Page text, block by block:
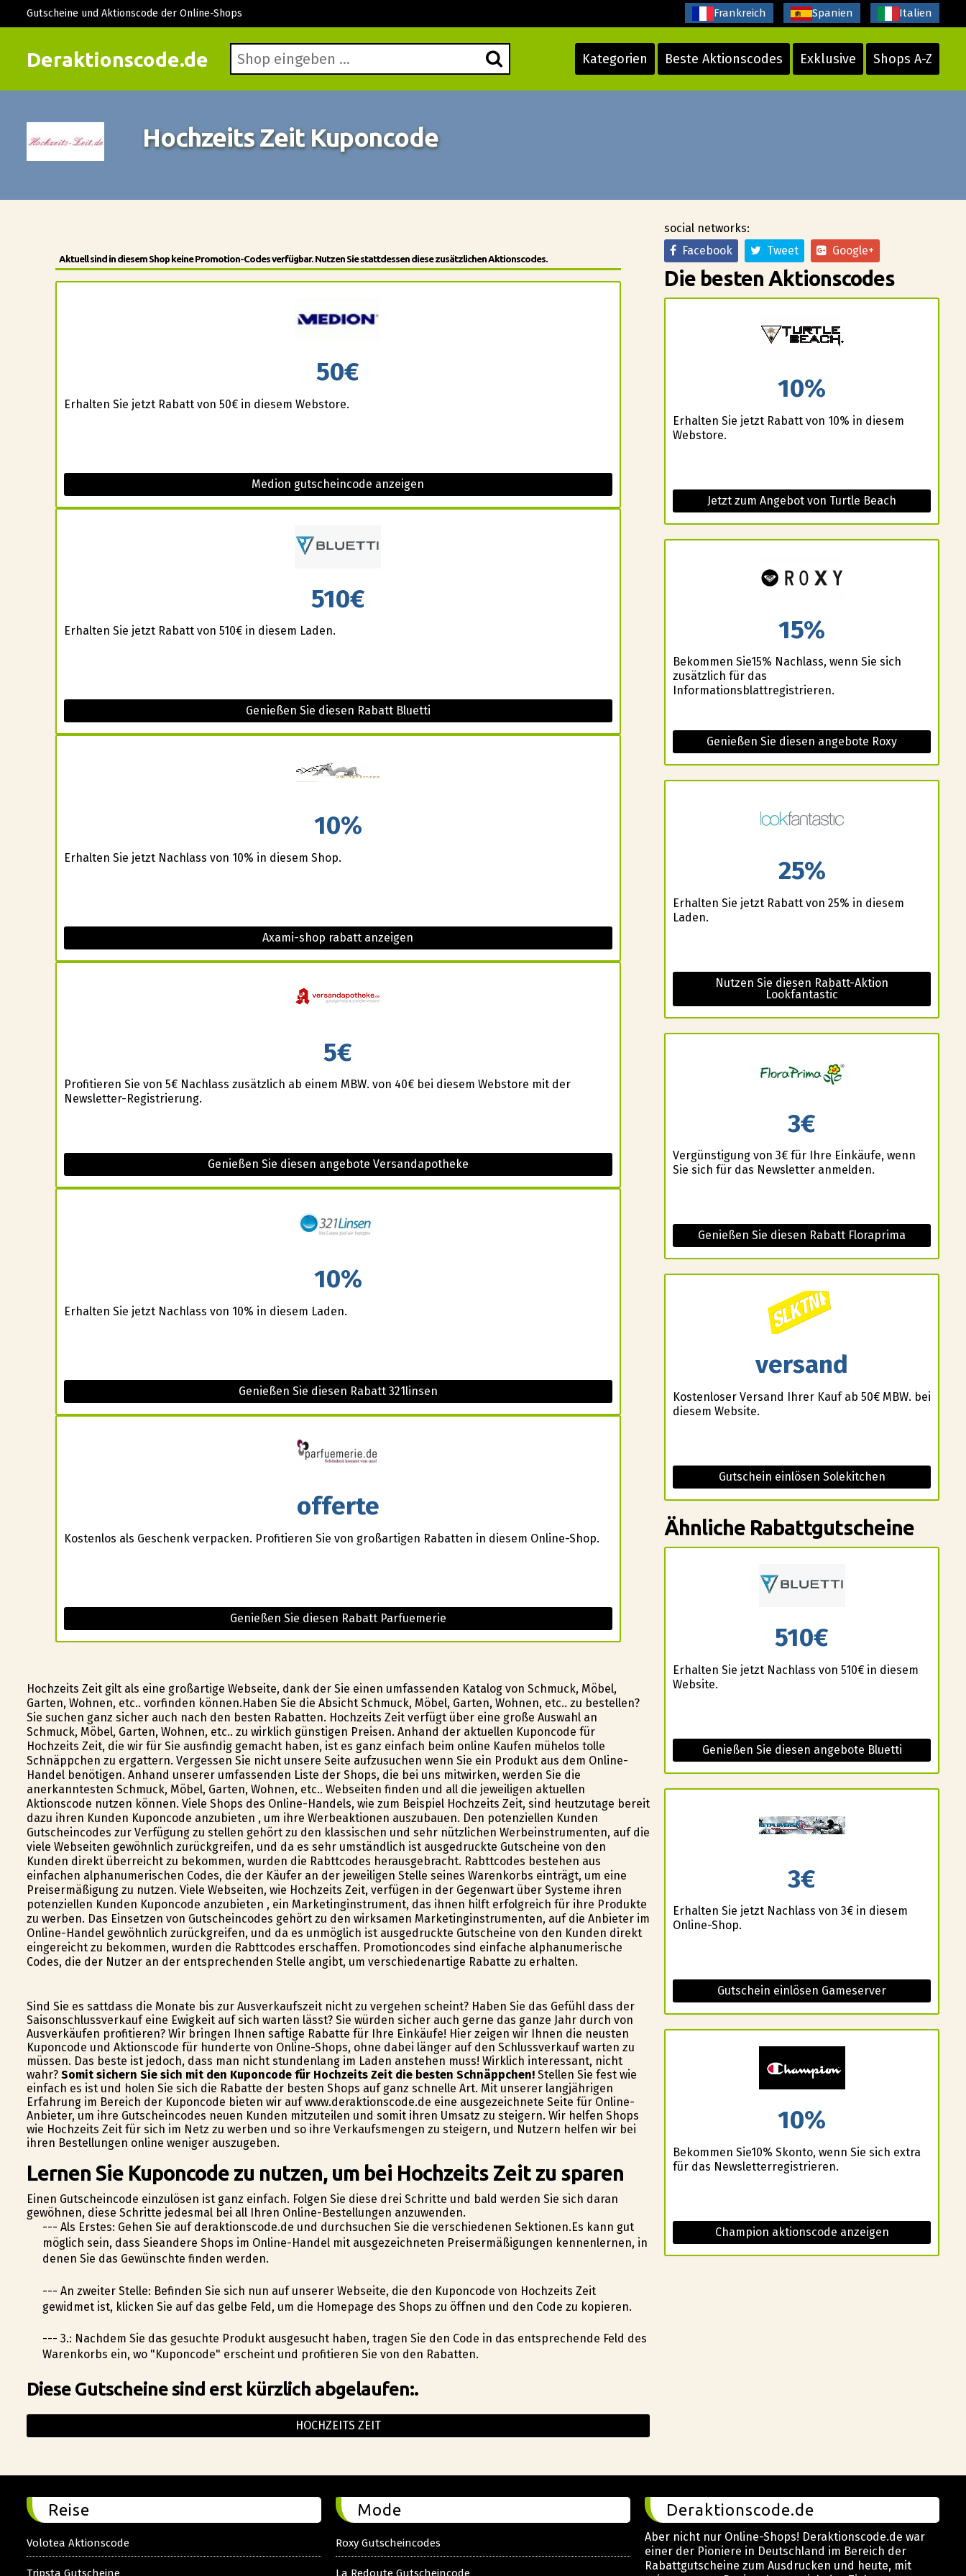
Deraktionscode.de Kategorien Beste Aktionscodes Exklusive Shops A-Z
Gutscheine und Aktionscode der Online-Shops Frankreich Spanien Italien
Hochzeits Zeit Kuponcode
Aktuell sind in diesem Shop keine Promotion-Codes verfügbar. Nutzen Sie stattdessen diese zusätzlichen Aktionscodes.
50€
Erhalten Sie jetzt Rabatt von 50€ in diesem Webstore.
Medion gutscheincode anzeigen
510€
Erhalten Sie jetzt Rabatt von 510€ in diesem Laden.
Genießen Sie diesen Rabatt Bluetti
10%
Erhalten Sie jetzt Nachlass von 10% in diesem Shop.
Axami-shop rabatt anzeigen
5€
Profitieren Sie von 5€ Nachlass zusätzlich ab einem MBW. von 40€ bei diesem Webstore mit der
Newsletter-Registrierung.
Genießen Sie diesen angebote Versandapotheke
10%
Erhalten Sie jetzt Nachlass von 10% in diesem Laden.
Genießen Sie diesen Rabatt 321linsen
offerte
Kostenlos als Geschenk verpacken. Profitieren Sie von großartigen Rabatten in diesem Online-Shop.
Genießen Sie diesen Rabatt Parfuemerie
Hochzeits Zeit gilt als eine großartige Webseite, dank der Sie einen umfassenden Katalog von Schmuck, Möbel,
Garten, Wohnen, etc.. vorfinden können.Haben Sie die Absicht Schmuck, Möbel, Garten, Wohnen, etc.. zu bestellen?
Sie suchen ganz sicher auch nach den besten Rabatten. Hochzeits Zeit verfügt über eine große Auswahl an
Schmuck, Möbel, Garten, Wohnen, etc.. zu wirklich günstigen Preisen. Anhand der aktuellen Kuponcode für
Hochzeits Zeit, die wir für Sie ausfindig gemacht haben, ist es ganz einfach beim online Kaufen mühelos tolle
Schnäppchen zu ergattern. Vergessen Sie nicht unsere Seite aufzusuchen wenn Sie ein Produkt aus dem Online-
Handel benötigen. Anhand unserer umfassenden Liste der Shops, die bei uns mitwirken, werden Sie die
anerkanntesten Schmuck, Möbel, Garten, Wohnen, etc.. Webseiten finden und all die jeweiligen aktuellen
Aktionscode nutzen können. Viele Shops des Online-Handels, wie zum Beispiel Hochzeits Zeit, sind heutzutage bereit
dazu ihren Kunden Kuponcode anzubieten , um ihre Werbeaktionen auszubauen. Den potenziellen Kunden
Gutscheincodes zur Verfügung zu stellen gehört zu den klassischen und sehr nützlichen Werbeinstrumenten, auf die
viele Webseiten gewöhnlich zurückgreifen, und da es sehr umständlich ist ausgedruckte Gutscheine von den
Kunden direkt überreicht zu bekommen, wurden die Rabttcodes herausgebracht. Rabttcodes bestehen aus
einfachen alphanumerischen Codes, die der Käufer an der jeweiligen Stelle seines Warenkorbs einträgt, um eine
Preisermäßigung zu nutzen. Viele Webseiten, wie Hochzeits Zeit, verfügen in der Gegenwart über Systeme ihren
potenziellen Kunden Kuponcode anzubieten , ein Marketinginstrument, das ihnen hilft erfolgreich für ihre Produkte
zu werben. Das Einsetzen von Gutscheincodes gehört zu den wirksamen Marketinginstrumenten, auf die Anbieter im
Online-Handel gewöhnlich zurückgreifen, und da es unmöglich ist ausgedruckte Gutscheine von den Kunden direkt
eingereicht zu bekommen, wurden die Rabttcodes erschaffen. Promotioncodes sind einfache alphanumerische
Codes, die der Nutzer an der entsprechenden Stelle angibt, um verschiedenartige Rabatte zu erhalten.
Sind Sie es sattdass die Monate bis zur Ausverkaufszeit nicht zu vergehen scheint? Haben Sie das Gefühl dass der
Saisonschlussverkauf eine Ewigkeit auf sich warten lässt? Sie würden sicher auch gerne das ganze Jahr durch von
Ausverkäufen profitieren? Wir bringen Ihnen saftige Rabatte für Ihre Einkäufe! Hier zeigen wir Ihnen die neusten
Kuponcode und Aktionscode für hunderte von Online-Shops, ohne dabei länger auf den Schlussverkauf warten zu
müssen. Das beste ist jedoch, dass man nicht stundenlang im Laden anstehen muss! Wirklich interessant, nicht
wahr? Somit sichern Sie sich mit den Kuponcode für Hochzeits Zeit die besten Schnäppchen!Stellen Sie fest wie
einfach es ist und holen Sie sich die Rabatte der besten Shops auf ganz schnelle Art. Mit unserer langjährigen
Erfahrung im Bereich der Kuponcode bieten wir auf www.deraktionscode.de eine ausgezeichnete Seite für Online-
Anbieter, um ihre Gutscheincodes neuen Kunden mitzuteilen und somit ihren Umsatz zu steigern. Wir helfen Shops
wie Hochzeits Zeit für sich im Netz zu werben und so ihre Verkaufsmengen zu steigern, und Nutzern helfen wir bei
ihren Bestellungen online weniger auszugeben.
Lernen Sie Kuponcode zu nutzen, um bei Hochzeits Zeit zu sparen
Einen Gutscheincode einzulösen ist ganz einfach. Folgen Sie diese drei Schritte und bald werden Sie sich daran
gewöhnen, diese Schritte jedesmal bei all Ihren Online-Bestellungen anzuwenden.
--- Als Erstes: Gehen Sie auf deraktionscode.de und durchsuchen Sie die verschiedenen Sektionen.Es kann gut
möglich sein, dass Sieandere Shops im Online-Handel mit ausgezeichneten Preisermäßigungen kennenlernen, in
denen Sie das Gewünschte finden werden.
--- An zweiter Stelle: Befinden Sie sich nun auf unserer Webseite, die den Kuponcode von Hochzeits Zeit
gewidmet ist, klicken Sie auf das gelbe Feld, um die Homepage des Shops zu öffnen und den Code zu kopieren.
--- 3.: Nachdem Sie das gesuchte Produkt ausgesucht haben, tragen Sie den Code in das entsprechende Feld des
Warenkorbs ein, wo "Kuponcode" erscheint und profitieren Sie von den Rabatten.
Diese Gutscheine sind erst kürzlich abgelaufen:.
HOCHZEITS ZEIT
social networks:
Facebook
Tweet Google+
Die besten Aktionscodes
10%
Erhalten Sie jetzt Rabatt von 10% in diesem
Webstore.
Jetzt zum Angebot von Turtle Beach
15%
Bekommen Sie15% Nachlass, wenn Sie sich
zusätzlich für das
Informationsblattregistrieren.
Genießen Sie diesen angebote Roxy
25%
Erhalten Sie jetzt Rabatt von 25% in diesem
Laden.
Nutzen Sie diesen Rabatt-Aktion
Lookfantastic
3€
Vergünstigung von 3€ für Ihre Einkäufe, wenn
Sie sich für das Newsletter anmelden.
Genießen Sie diesen Rabatt Floraprima
versand
Kostenloser Versand Ihrer Kauf ab 50€ MBW. bei
diesem Website.
Gutschein einlösen Solekitchen
Ähnliche Rabattgutscheine
510€
Erhalten Sie jetzt Nachlass von 510€ in diesem
Website.
Genießen Sie diesen angebote Bluetti
3€
Erhalten Sie jetzt Nachlass von 3€ in diesem
Online-Shop.
Gutschein einlösen Gameserver
10%
Bekommen Sie10% Skonto, wenn Sie sich extra
für das Newsletterregistrieren.
Champion aktionscode anzeigen
Reise
Volotea Aktionscode
Tripsta Gutscheine
Mode
Roxy Gutscheincodes
La Redoute Gutscheincode
Deraktionscode.de
Aber nicht nur Online-Shops! Deraktionscode.de war
einer der Pioniere in Deutschland im Bereich der
Rabattgutscheine zum Ausdrucken und heute, mit